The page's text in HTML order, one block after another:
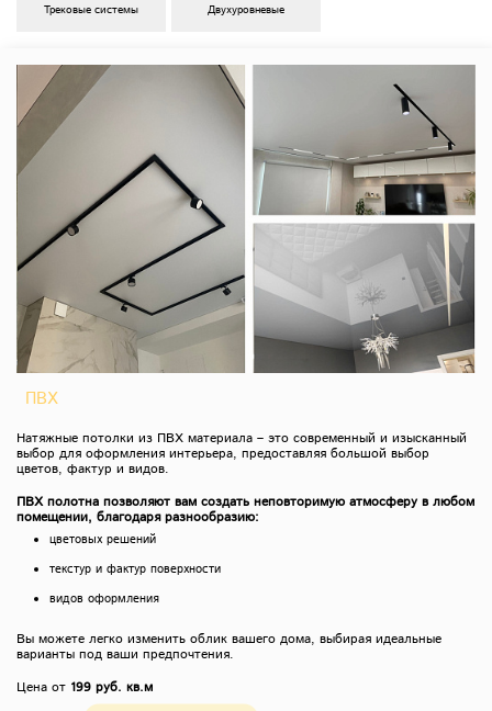
Трековые системы Двухуровневые
ПВХ
Натяжные потолки из ПВХ материала – это современный и изысканный
выбор для оформления интерьера, предоставляя большой выбор
цветов, фактур и видов.
ПВХ полотна позволяют вам создать неповторимую атмосферу в любом
помещении, благодаря разнообразию:
цветовых решений
текстур и фактур поверхности
видов оформления
Вы можете легко изменить облик вашего дома, выбирая идеальные
варианты под ваши предпочтения.
Цена от 199 руб. кв.м